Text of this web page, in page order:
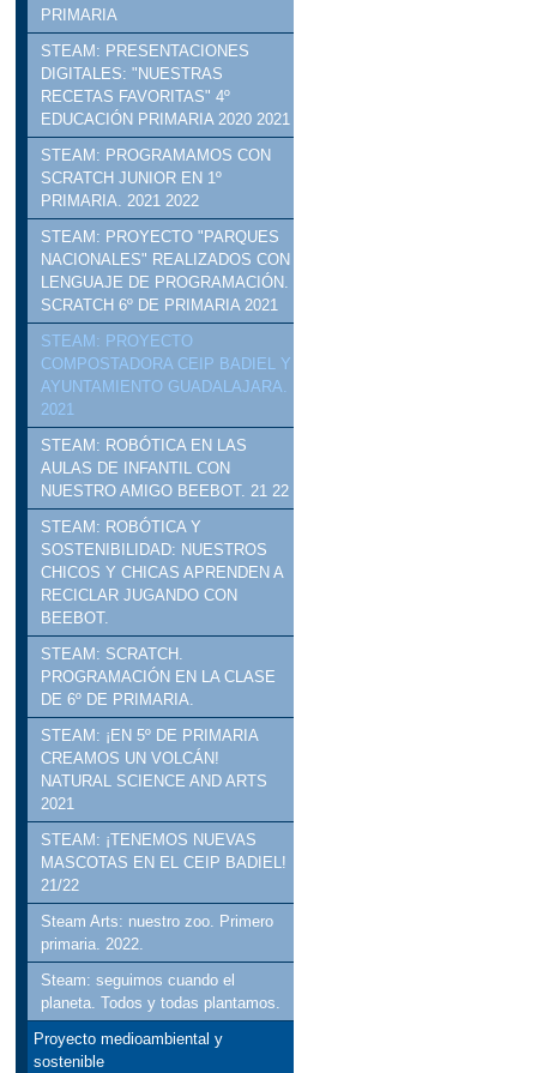
PRIMARIA
STEAM: PRESENTACIONES
DIGITALES: "NUESTRAS
RECETAS FAVORITAS" 4º
EDUCACIÓN PRIMARIA 2020 2021
STEAM: PROGRAMAMOS CON
SCRATCH JUNIOR EN 1º
PRIMARIA. 2021 2022
STEAM: PROYECTO "PARQUES
NACIONALES" REALIZADOS CON
LENGUAJE DE PROGRAMACIÓN.
SCRATCH 6º DE PRIMARIA 2021
STEAM: PROYECTO
COMPOSTADORA CEIP BADIEL Y
AYUNTAMIENTO GUADALAJARA.
2021
STEAM: ROBÓTICA EN LAS
AULAS DE INFANTIL CON
NUESTRO AMIGO BEEBOT. 21 22
STEAM: ROBÓTICA Y
SOSTENIBILIDAD: NUESTROS
CHICOS Y CHICAS APRENDEN A
RECICLAR JUGANDO CON
BEEBOT.
STEAM: SCRATCH.
PROGRAMACIÓN EN LA CLASE
DE 6º DE PRIMARIA.
STEAM: ¡EN 5º DE PRIMARIA
CREAMOS UN VOLCÁN!
NATURAL SCIENCE AND ARTS
2021
STEAM: ¡TENEMOS NUEVAS
MASCOTAS EN EL CEIP BADIEL!
21/22
Steam Arts: nuestro zoo. Primero
primaria. 2022.
Steam: seguimos cuando el
planeta. Todos y todas plantamos.
Proyecto medioambiental y
sostenible